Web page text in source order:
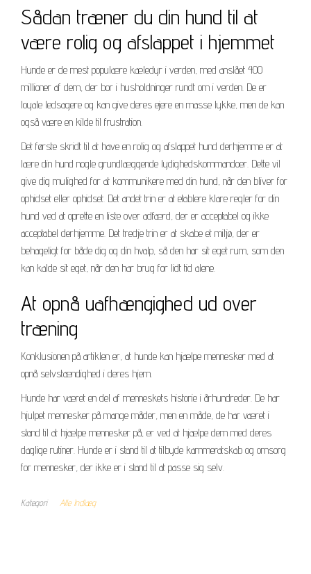
Sådan træner du din hund til at
være rolig og afslappet i hjemmet
Hunde er de mest populære kæledyr i verden, med anslået 400
millioner af dem, der bor i husholdninger rundt om i verden. De er
loyale ledsagere og kan give deres ejere en masse lykke, men de kan
også være en kilde til frustration.
Det første skridt til at have en rolig og afslappet hund derhjemme er at
lære din hund nogle grundlæggende lydighedskommandoer. Dette vil
give dig mulighed for at kommunikere med din hund, når den bliver for
ophidset eller ophidset. Det andet trin er at etablere klare regler for din
hund ved at oprette en liste over adfærd, der er acceptabel og ikke
acceptabel derhjemme. Det tredje trin er at skabe et miljø, der er
behageligt for både dig og din hvalp, så den har sit eget rum, som den
kan kalde sit eget, når den har brug for lidt tid alene.
At opnå uafhængighed ud over
træning
Konklusionen på artiklen er, at hunde kan hjælpe mennesker med at
opnå selvstændighed i deres hjem.
Hunde har været en del af menneskets historie i århundreder. De har
hjulpet mennesker på mange måder, men en måde, de har været i
stand til at hjælpe mennesker på, er ved at hjælpe dem med deres
daglige rutiner. Hunde er i stand til at tilbyde kammeratskab og omsorg
for mennesker, der ikke er i stand til at passe sig selv.
Kategori Alle Indlæg